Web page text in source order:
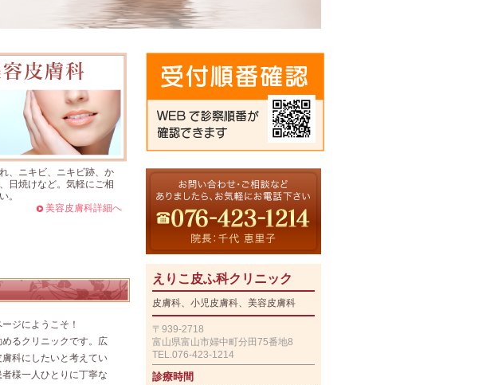
、ニキビ、ニキビ跡、か
日焼けなど。気軽にご相
。
美容皮膚科詳細へ
ジにようこそ！
るクリニックです。広
科にしたいと考えてい
様一人ひとりに丁寧な
えりこ皮ふ科クリニック
皮膚科、小児皮膚科、美容皮膚科
〒939-2718
富山県富山市婦中町分田75番地8
TEL.076-423-1214
診療時間